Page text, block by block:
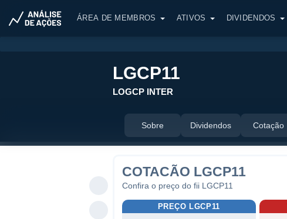
ÁREA DE MEMBROS ATIVOS DIVIDENDOS
LGCP11
LOGCP INTER
Sobre Dividendos Cotação
COTACÃO LGCP11
Confira o preço do fii LGCP11
PREÇO LGCP11